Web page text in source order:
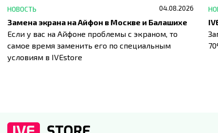
НОВОСТЬ 04.08.2026
Замена экрана на Айфон в Москве и Балашихе
Если у вас на Айфоне проблемы с экраном, то
самое время заменить его по специальным
условиям в IVEstore